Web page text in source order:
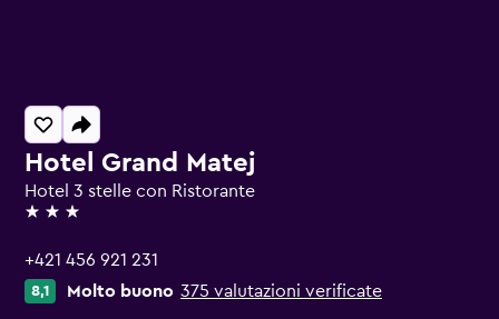
Hotel Grand Matej
Hotel 3 stelle con Ristorante
3 stelle
+421 456 921 231
8,1 Molto buono 375 valutazioni verificate